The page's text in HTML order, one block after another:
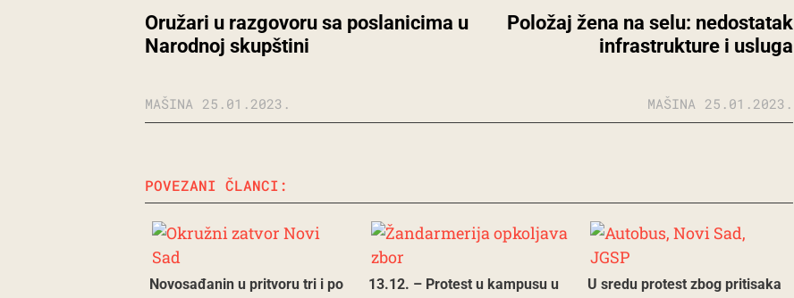
Oružari u razgovoru sa poslanicima u
Narodnoj skupštini
MAŠINA 25.01.2023.
Položaj žena na selu: nedostatak
infrastrukture i usluga
MAŠINA 25.01.2023.
POVEZANI ČLANCI:
Novosađanin u pritvoru tri i po
13.12. – Protest u kampusu u
U sredu protest zbog pritisaka